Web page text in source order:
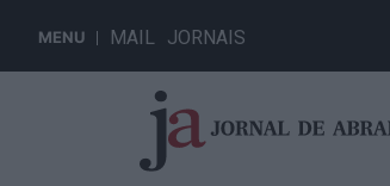
MENU MAIL JORNAIS